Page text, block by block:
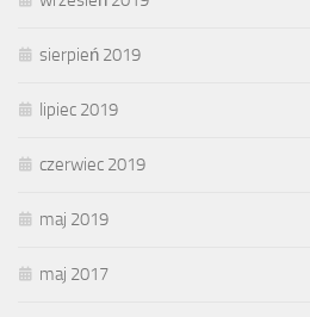
sierpień 2019
lipiec 2019
czerwiec 2019
maj 2019
maj 2017